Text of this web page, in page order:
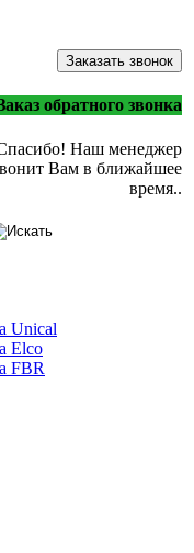
Заказать звонок
обратного звонка
Наш менеджер
Вам в ближайшее
время..
Unical
Elco
FBR